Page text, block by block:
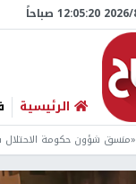
الرئيسية
«منسق شؤون حكومة الاحتلال